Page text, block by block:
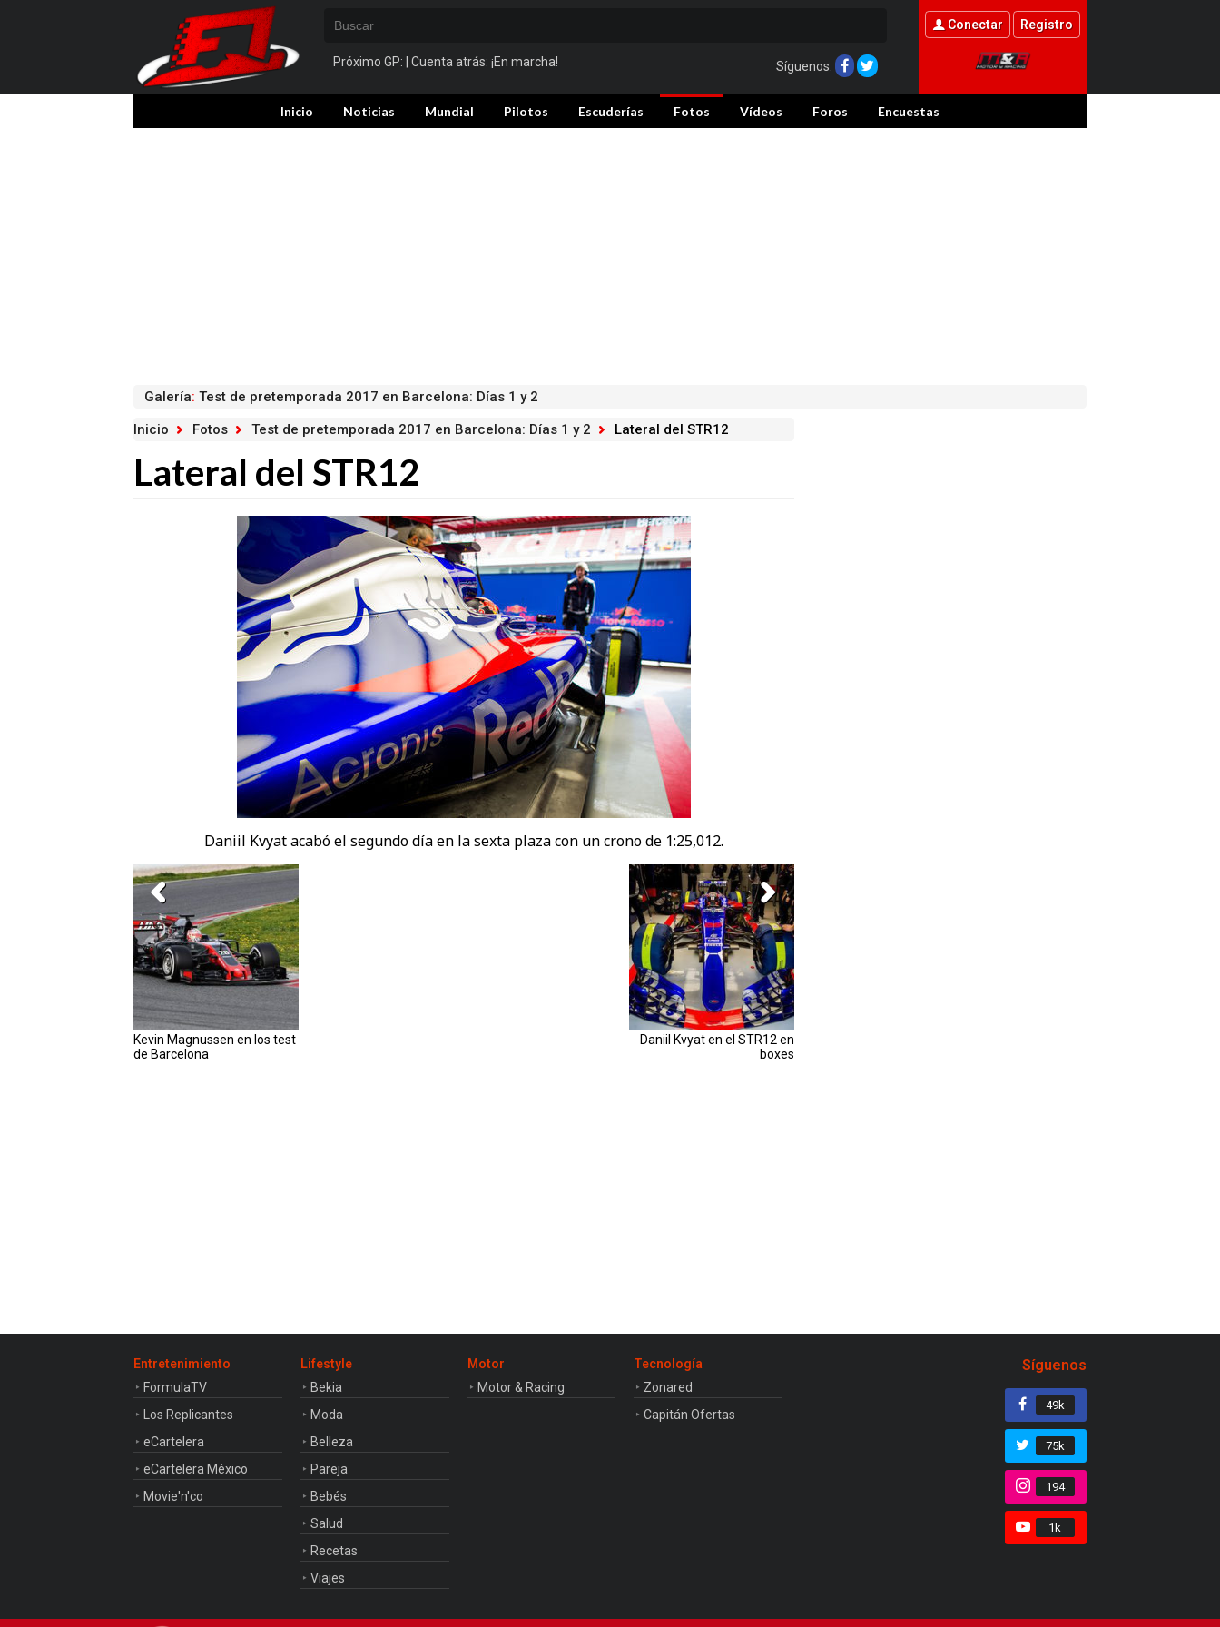
Próximo GP: | Cuenta atrás: ¡En marcha! Síguenos:
Conectar Registro
Inicio Noticias Mundial Pilotos Escuderías Fotos Vídeos Foros Encuestas
Galería: Test de pretemporada 2017 en Barcelona: Días 1 y 2
Inicio
Fotos Test de pretemporada 2017 en Barcelona: Días 1 y 2 Lateral del STR12
Lateral del STR12
Daniil Kvyat acabó el segundo día en la sexta plaza con un crono de 1:25,012.
Kevin Magnussen en los test
de Barcelona
Daniil Kvyat en el STR12 en
boxes
Entretenimiento
FormulaTV
Los Replicantes
eCartelera
eCartelera México
Movie'n'co
Lifestyle
Bekia
Moda
Belleza
Pareja
Bebés
Salud
Recetas
Viajes
Motor
Motor & Racing
Tecnología
Zonared
Capitán Ofertas
Síguenos
49k
75k
194
1k